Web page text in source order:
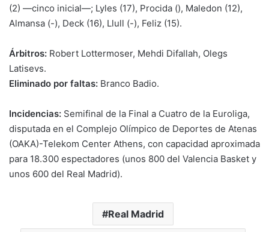
(2) —cinco inicial—; Lyles (17), Procida (), Maledon (12),
Almansa (-), Deck (16), Llull (-), Feliz (15).
Árbitros: Robert Lottermoser, Mehdi Difallah, Olegs
Latisevs.
Eliminado por faltas: Branco Badio.
Incidencias: Semifinal de la Final a Cuatro de la Euroliga,
disputada en el Complejo Olímpico de Deportes de Atenas
(OAKA)-Telekom Center Athens, con capacidad aproximada
para 18.300 espectadores (unos 800 del Valencia Basket y
unos 600 del Real Madrid).
Real Madrid